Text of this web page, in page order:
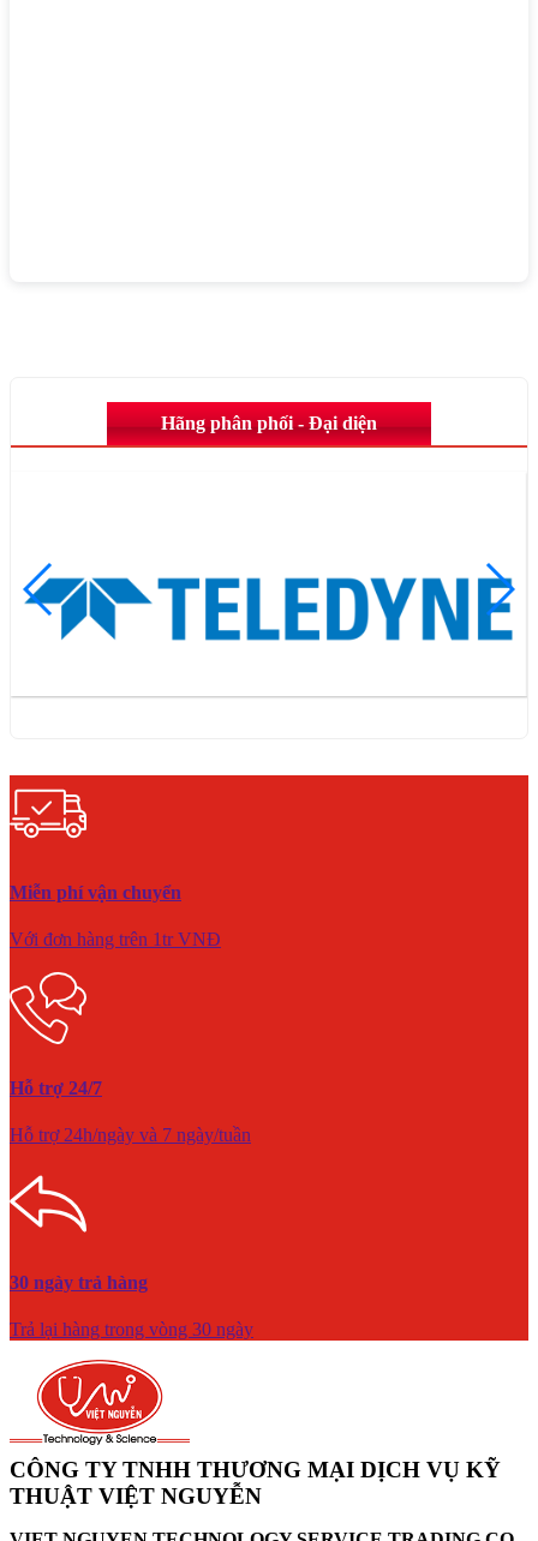
Hãng phân phối - Đại diện
Miễn phí vận chuyển
Với đơn hàng trên 1tr VNĐ
Hỗ trợ 24/7
Hỗ trợ 24h/ngày và 7 ngày/tuần
30 ngày trả hàng
Trả lại hàng trong vòng 30 ngày
CÔNG TY TNHH THƯƠNG MẠI DỊCH VỤ KỸ
THUẬT VIỆT NGUYỄN